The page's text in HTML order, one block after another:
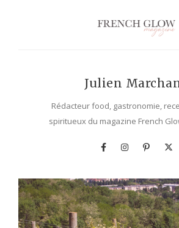
Julien
Rédacteur food, gastronomie,
spiritueux du magazine French